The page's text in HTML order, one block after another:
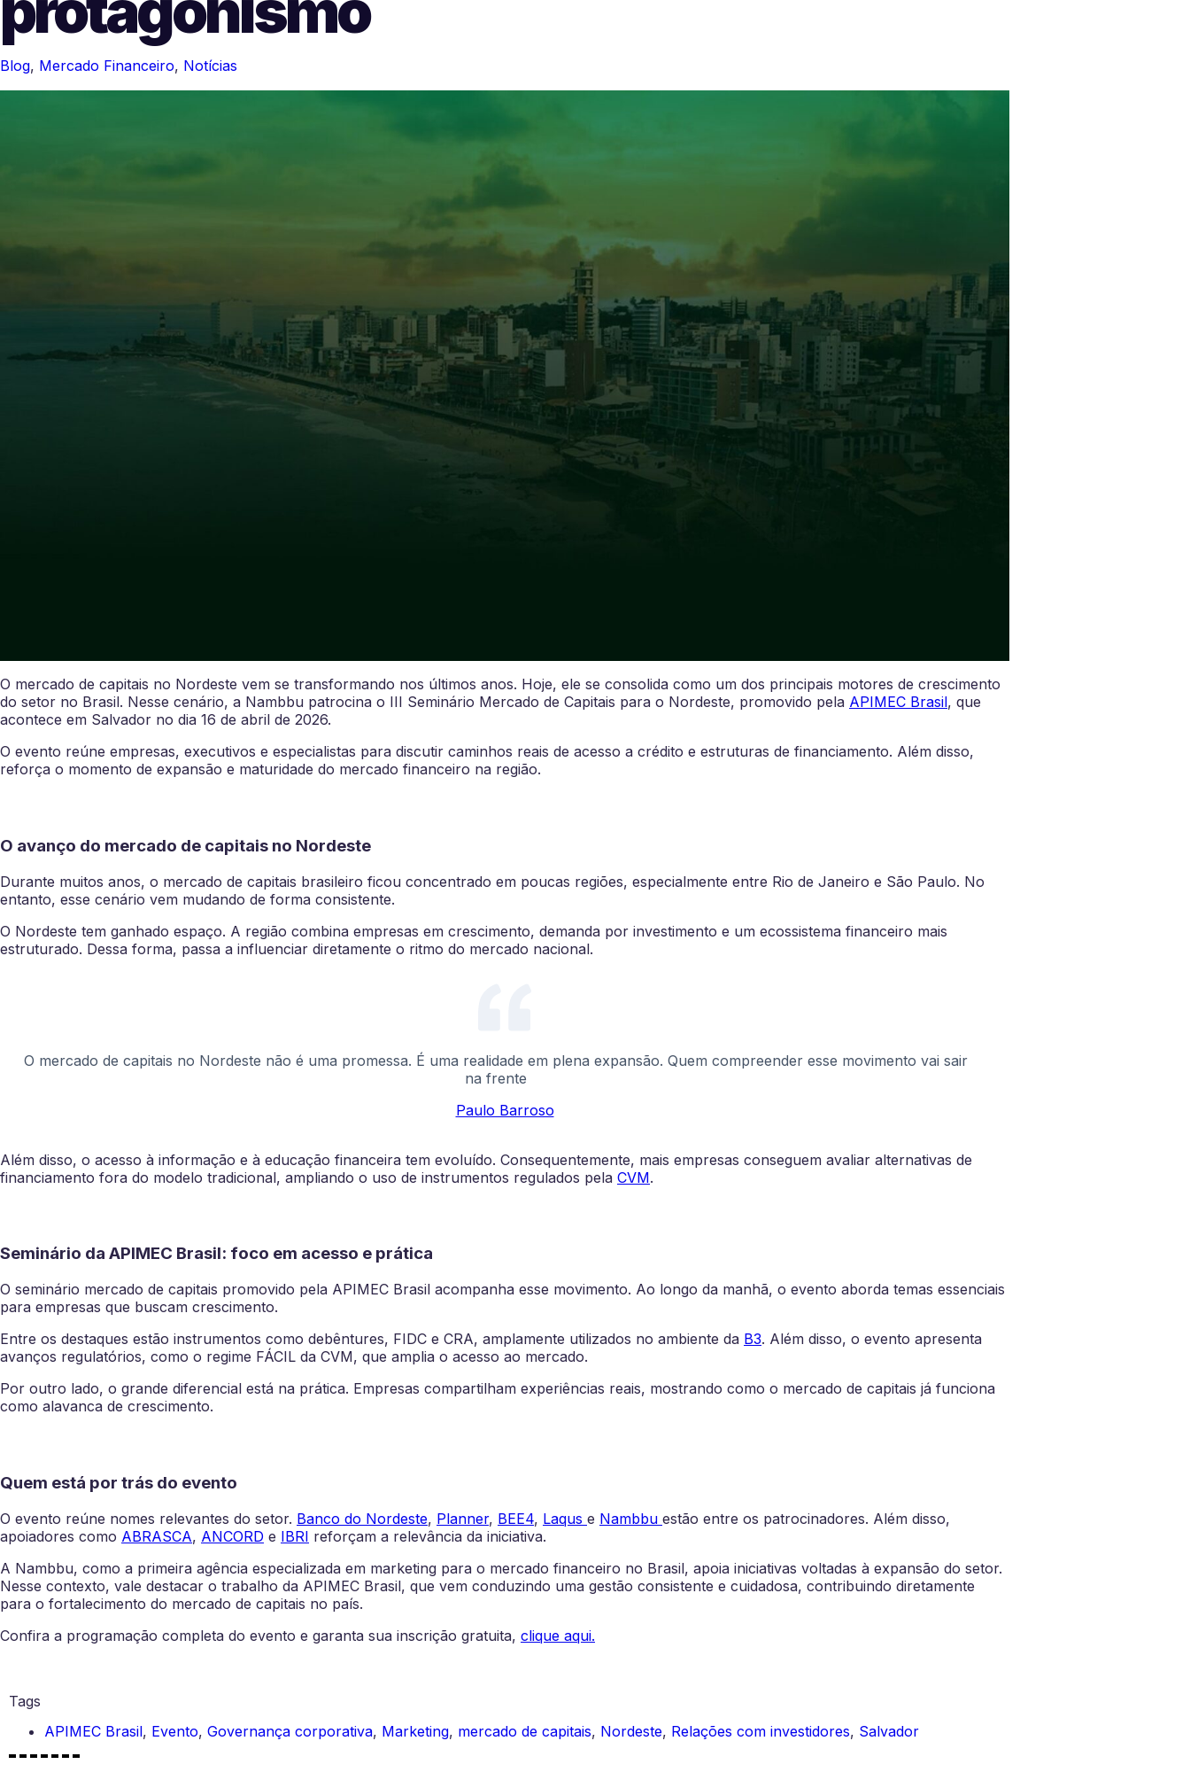
Blog, Mercado Financeiro, Notícias
O mercado de capitais no Nordeste vem se transformando nos últimos anos. Hoje, ele se consolida como um dos principais motores de crescimento
do setor no Brasil. Nesse cenário, a Nambbu patrocina o III Seminário Mercado de Capitais para o Nordeste, promovido pela APIMEC Brasil, que
acontece em Salvador no dia 16 de abril de 2026.
O evento reúne empresas, executivos e especialistas para discutir caminhos reais de acesso a crédito e estruturas de financiamento. Além disso,
reforça o momento de expansão e maturidade do mercado financeiro na região.
O avanço do mercado de capitais no Nordeste
Durante muitos anos, o mercado de capitais brasileiro ficou concentrado em poucas regiões, especialmente entre Rio de Janeiro e São Paulo. No
entanto, esse cenário vem mudando de forma consistente.
O Nordeste tem ganhado espaço. A região combina empresas em crescimento, demanda por investimento e um ecossistema financeiro mais
estruturado. Dessa forma, passa a influenciar diretamente o ritmo do mercado nacional.
Paulo Barroso
O mercado de capitais no Nordeste não é uma promessa. É uma realidade em plena expansão. Quem compreender esse movimento vai sair
na frente
Além disso, o acesso à informação e à educação financeira tem evoluído. Consequentemente, mais empresas conseguem avaliar alternativas de
financiamento fora do modelo tradicional, ampliando o uso de instrumentos regulados pela CVM.
Seminário da APIMEC Brasil: foco em acesso e prática
O seminário mercado de capitais promovido pela APIMEC Brasil acompanha esse movimento. Ao longo da manhã, o evento aborda temas essenciais
para empresas que buscam crescimento.
Entre os destaques estão instrumentos como debêntures, FIDC e CRA, amplamente utilizados no ambiente da B3. Além disso, o evento apresenta
avanços regulatórios, como o regime FÁCIL da CVM, que amplia o acesso ao mercado.
Por outro lado, o grande diferencial está na prática. Empresas compartilham experiências reais, mostrando como o mercado de capitais já funciona
como alavanca de crescimento.
Quem está por trás do evento
O evento reúne nomes relevantes do setor. Banco do Nordeste, Planner, BEE4, Laqus e Nambbu estão entre os patrocinadores. Além disso,
apoiadores como ABRASCA, ANCORD e IBRI reforçam a relevância da iniciativa.
A Nambbu, como a primeira agência especializada em marketing para o mercado financeiro no Brasil, apoia iniciativas voltadas à expansão do setor.
Nesse contexto, vale destacar o trabalho da APIMEC Brasil, que vem conduzindo uma gestão consistente e cuidadosa, contribuindo diretamente
para o fortalecimento do mercado de capitais no país.
Confira a programação completa do evento e garanta sua inscrição gratuita, clique aqui.
Tags
APIMEC Brasil, Evento, Governança corporativa, Marketing, mercado de capitais, Nordeste, Relações com investidores, Salvador